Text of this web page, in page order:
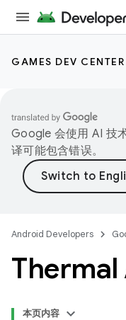
GAMES DEV CENTER
Google 会使用 AI 技
译可能包含错误。
Android Developers
Thermal
本页内容